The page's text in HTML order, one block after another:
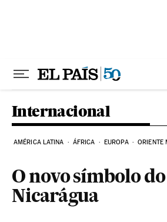
Internacional
AMÉRICA LATINA ÁFRICA EUROPA ORIENTE
O novo símbolo
Nicarágua